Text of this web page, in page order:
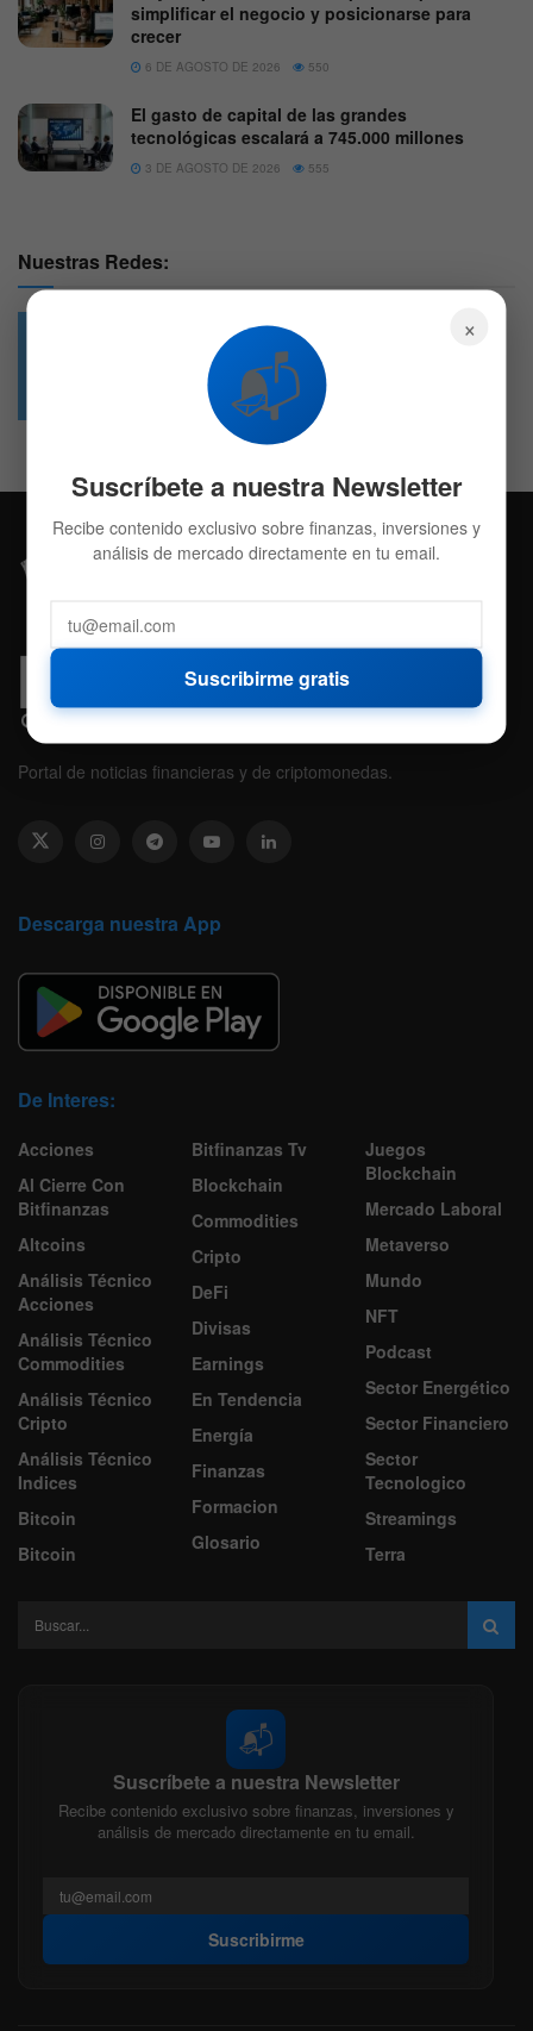
simplificar el negocio y posicionarse para
crecer
6 DE AGOSTO DE 2026 550
El gasto de capital de las grandes
tecnológicas escalará a 745.000 millones
3 DE AGOSTO DE 2026 555
Nuestras Redes:
4.7k
Followers
Portal de noticias financieras y de criptomonedas.
Descarga nuestra App
De Interes:
Acciones
Al Cierre Con
Bitfinanzas
Altcoins
Análisis Técnico
Acciones
Análisis Técnico
Commodities
Análisis Técnico
Cripto
Análisis Técnico
Indices
Bitcoin
Bitcoin
Bitfinanzas Tv
Blockchain
Commodities
Cripto
DeFi
Divisas
Earnings
En Tendencia
Energía
Finanzas
Formacion
Glosario
Juegos
Blockchain
Mercado Laboral
Metaverso
Mundo
NFT
Podcast
Sector Energético
Sector Financiero
Sector
Tecnologico
Streamings
Terra
📬
Suscríbete a nuestra Newsletter
Recibe contenido exclusivo sobre finanzas, inversiones y
análisis de mercado directamente en tu email.
Suscribirme
×
📬
Suscríbete a nuestra Newsletter
Recibe contenido exclusivo sobre finanzas, inversiones y
análisis de mercado directamente en tu email.
Suscribirme gratis